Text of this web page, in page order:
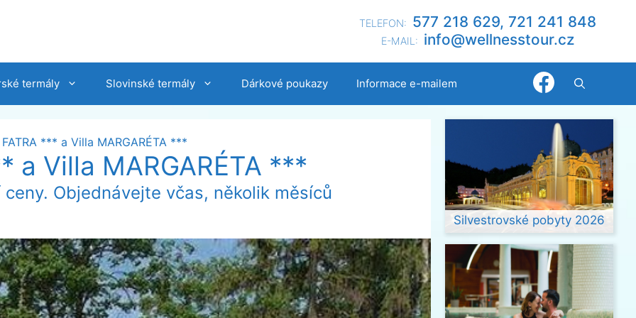
TELEFON: 577 218 629, 721 241 848
E-MAIL: zc.ru
otsse
nllew
@ofni
termály Slovinské termály Dárkové poukazy Informace e-mailem
*** a Villa MARGARÉTA ***
a Villa MARGARÉTA ***
Objednávejte včas, několik měsíců
Silvestrovské pobyty 2026